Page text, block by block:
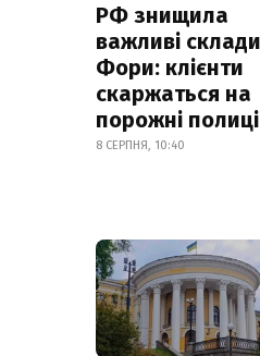
РФ знищила
важливі склади
Фори: клієнти
скаржаться на
порожні полиці
8 СЕРПНЯ, 10:40